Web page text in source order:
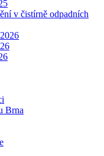
v čistírně odpadních
Brna